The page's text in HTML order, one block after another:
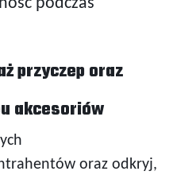
przyczep oraz
akcesoriów
oraz odkryj,